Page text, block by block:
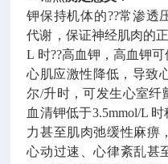
钾保持机体的??常渗透
代谢，保证神经肌肉的
L 时??高血钾，高血钾
心肌应激性降低，导致
尔/升时，可发生心室纤
血清钾低于3.5mmol/L
力甚至肌肉弛缓性麻痹
心动过速、心律紊乱甚